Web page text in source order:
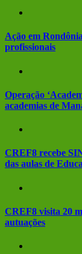
Ação em
profissionais
Operação
academias de
CREF8 recebe
das aulas de
CREF8 visita 20
autuações